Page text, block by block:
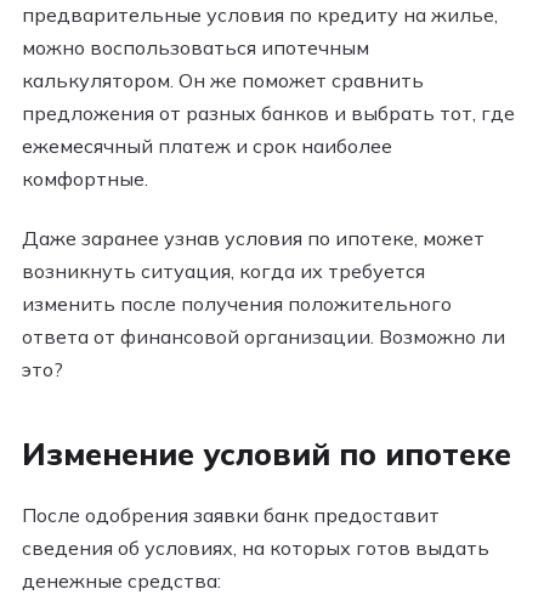
предварительные условия по кредиту на жилье,
можно воспользоваться ипотечным
калькулятором. Он же поможет сравнить
предложения от разных банков и выбрать тот, где
ежемесячный платеж и срок наиболее
комфортные.
Даже заранее узнав условия по ипотеке, может
возникнуть ситуация, когда их требуется
изменить после получения положительного
ответа от финансовой организации. Возможно ли
это?
Изменение условий по ипотеке
После одобрения заявки банк предоставит
сведения об условиях, на которых готов выдать
денежные средства: